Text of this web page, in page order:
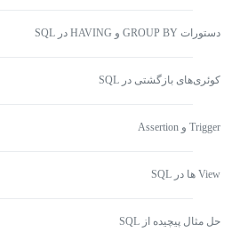
دستورات GROUP BY و HAVING در SQL
کوئری‌های بازگشتی در SQL
حل مثال پیچیده از SQL